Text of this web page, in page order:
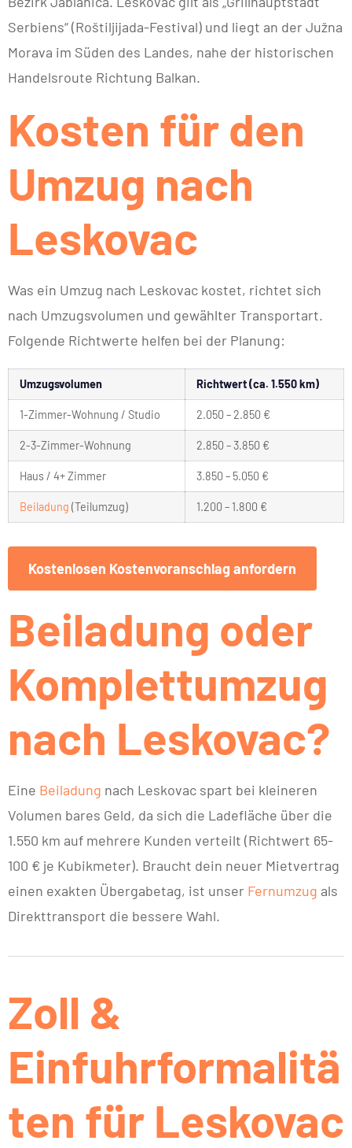
Serbiens“ (Roštiljijada-Festival) und liegt an der Južna
Morava im Süden des Landes, nahe der historischen
Handelsroute Richtung Balkan.
Kosten für den
Umzug nach
Leskovac
Was ein Umzug nach Leskovac kostet, richtet sich
nach Umzugsvolumen und gewählter Transportart.
Folgende Richtwerte helfen bei der Planung:
Umzugsvolumen Richtwert (ca. 1.550 km)
1-Zimmer-Wohnung / Studio 2.050 – 2.850 €
2-3-Zimmer-Wohnung 2.850 – 3.850 €
Haus / 4+ Zimmer 3.850 – 5.050 €
Beiladung (Teilumzug) 1.200 – 1.800 €
Kostenlosen Kostenvoranschlag anfordern
Beiladung oder
Komplettumzug
nach Leskovac?
Eine Beiladung nach Leskovac spart bei kleineren
Volumen bares Geld, da sich die Ladefläche über die
1.550 km auf mehrere Kunden verteilt (Richtwert 65-
100 € je Kubikmeter). Braucht dein neuer Mietvertrag
einen exakten Übergabetag, ist unser Fernumzug als
Direkttransport die bessere Wahl.
Zoll &
Einfuhrformalitä
ten für Leskovac